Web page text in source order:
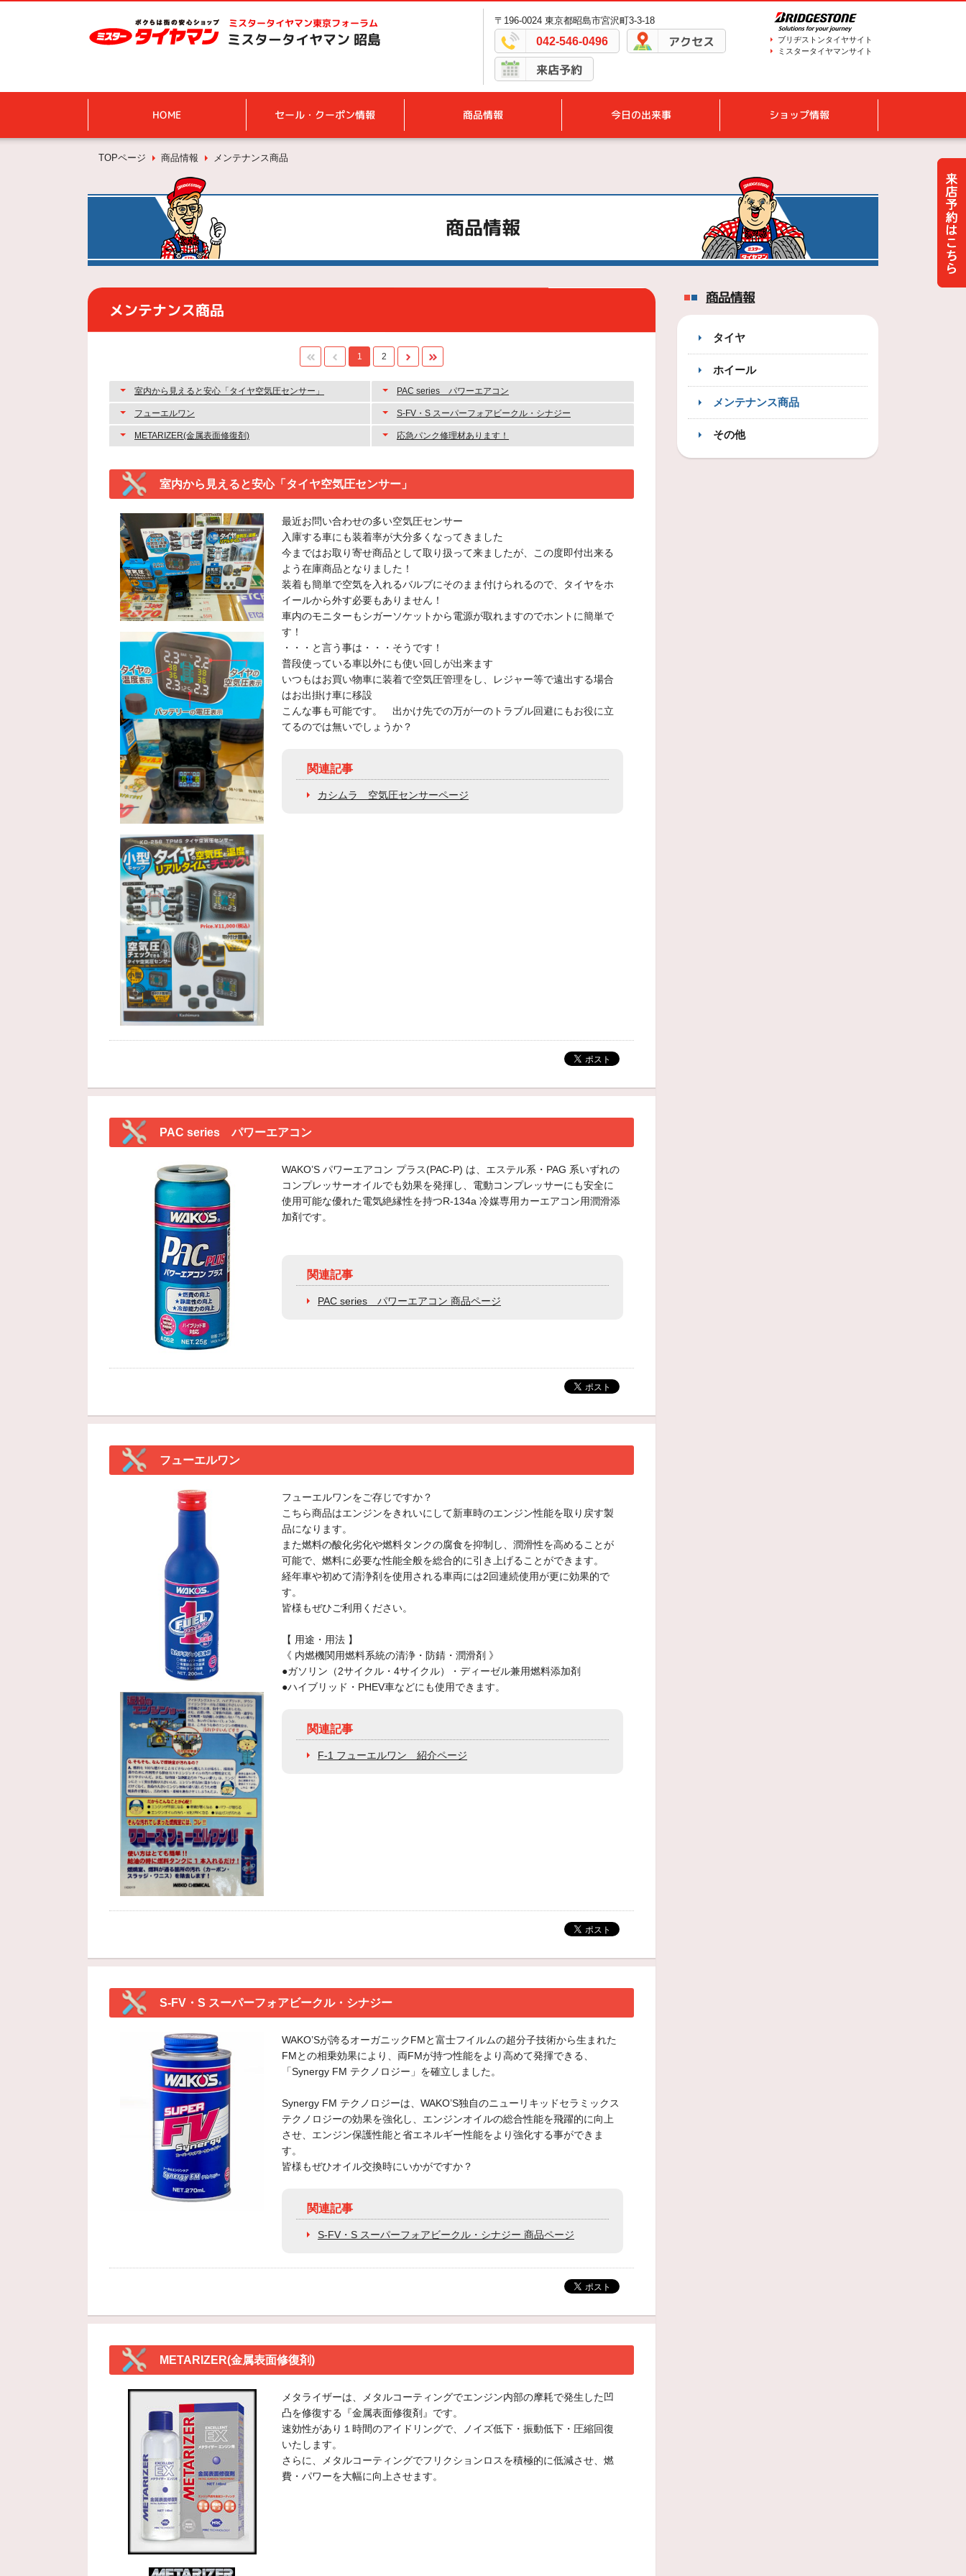
ミスタータイヤマン東京フォーラム
ミスタータイヤマン 昭島
〒196-0024 東京都昭島市宮沢町3-3-18
042-546-0496 アクセス
来店予約
ブリヂストンタイヤサイト
ミスタータイヤマンサイト
HOME セール・クーポン情報 商品情報 今日の出来事 ショップ情報
TOPページ 商品情報 メンテナンス商品
商品情報
メンテナンス商品
1 2
室内から見えると安心「タイヤ空気圧センサー」 PAC series パワーエアコン
フューエルワン S-FV・S スーパーフォアビークル・シナジー
METARIZER(金属表面修復剤) 応急パンク修理材あります！
室内から見えると安心「タイヤ空気圧センサー」
最近お問い合わせの多い空気圧センサー
入庫する車にも装着率が大分多くなってきました
今まではお取り寄せ商品として取り扱って来ましたが、この度即付出来る
よう在庫商品となりました！
装着も簡単で空気を入れるバルブにそのまま付けられるので、タイヤをホ
イールから外す必要もありません！
車内のモニターもシガーソケットから電源が取れますのでホントに簡単で
す！
・・・と言う事は・・・そうです！
普段使っている車以外にも使い回しが出来ます
いつもはお買い物車に装着で空気圧管理をし、レジャー等で遠出する場合
はお出掛け車に移設
こんな事も可能です。 出かけ先での万が一のトラブル回避にもお役に立
てるのでは無いでしょうか？
関連記事
カシムラ 空気圧センサーページ
PAC series パワーエアコン
WAKO’S パワーエアコン プラス(PAC-P) は、エステル系・PAG 系いずれの
コンプレッサーオイルでも効果を発揮し、電動コンプレッサーにも安全に
使用可能な優れた電気絶縁性を持つR-134a 冷媒専用カーエアコン用潤滑添
加剤です。
関連記事
PAC series パワーエアコン 商品ページ
フューエルワン
フューエルワンをご存じですか？
こちら商品はエンジンをきれいにして新車時のエンジン性能を取り戻す製
品になります。
また燃料の酸化劣化や燃料タンクの腐食を抑制し、潤滑性を高めることが
可能で、燃料に必要な性能全般を総合的に引き上げることができます。
経年車や初めて清浄剤を使用される車両には2回連続使用が更に効果的で
す。
皆様もぜひご利用ください。
【 用途・用法 】
《 内燃機関用燃料系統の清浄・防錆・潤滑剤 》
●ガソリン（2サイクル・4サイクル）・ディーゼル兼用燃料添加剤
●ハイブリッド・PHEV車などにも使用できます。
関連記事
F-1 フューエルワン 紹介ページ
S-FV・S スーパーフォアビークル・シナジー
WAKO’Sが誇るオーガニックFMと富士フイルムの超分子技術から生まれた
FMとの相乗効果により、両FMが持つ性能をより高めて発揮できる、
「Synergy FM テクノロジー」を確立しました。
Synergy FM テクノロジーは、WAKO’S独自のニューリキッドセラミックス
テクノロジーの効果を強化し、エンジンオイルの総合性能を飛躍的に向上
させ、エンジン保護性能と省エネルギー性能をより強化する事ができま
す。
皆様もぜひオイル交換時にいかがですか？
関連記事
S-FV・S スーパーフォアビークル・シナジー 商品ページ
METARIZER(金属表面修復剤)
メタライザーは、メタルコーティングでエンジン内部の摩耗で発生した凹
凸を修復する『金属表面修復剤』です。
速効性があり１時間のアイドリングで、ノイズ低下・振動低下・圧縮回復
いたします。
さらに、メタルコーティングでフリクションロスを積極的に低減させ、燃
費・パワーを大幅に向上させます。
商品情報
タイヤ
ホイール
メンテナンス商品
その他